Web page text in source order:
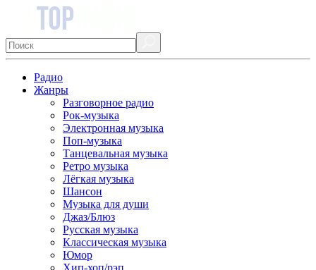
Радио
Жанры
Разговорное радио
Рок-музыка
Электронная музыка
Поп-музыка
Танцевальная музыка
Ретро музыка
Лёгкая музыка
Шансон
Музыка для души
Джаз/Блюз
Русская музыка
Классическая музыка
Юмор
Хип-хоп/рэп